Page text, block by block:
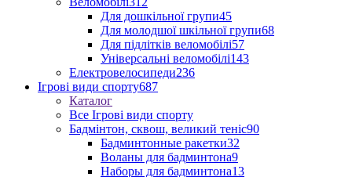
Для дошкільної групи45
Для молодшої шкільної групи68
Для підлітків веломобілі57
Універсальні веломобілі143
Електровелосипеди236
Ігрові види спорту687
Каталог
Все Ігрові види спорту
Бадмінтон, сквош, великий теніс90
Бадминтонные ракетки32
Воланы для бадминтона9
Наборы для бадминтона13